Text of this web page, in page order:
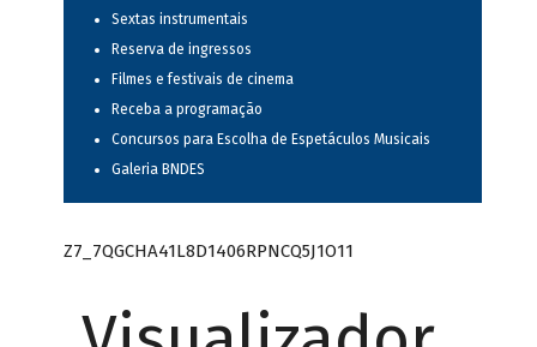
Sextas instrumentais
Reserva de ingressos
Filmes e festivais de cinema
Receba a programação
Concursos para Escolha de Espetáculos Musicais
Galeria BNDES
Z7_7QGCHA41L8D1406RPNCQ5J1O11